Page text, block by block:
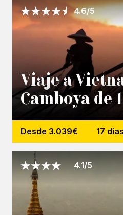
4.6/5
Viaje a
Camboya de
Desde 3.039€ 17 días
4.1/5